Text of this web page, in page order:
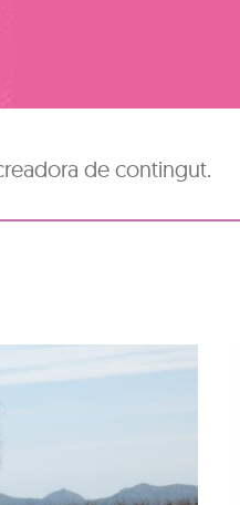
de contingut.